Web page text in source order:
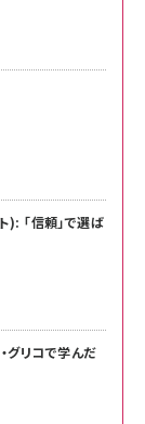
「信頼」で選ば
リコで学んだ